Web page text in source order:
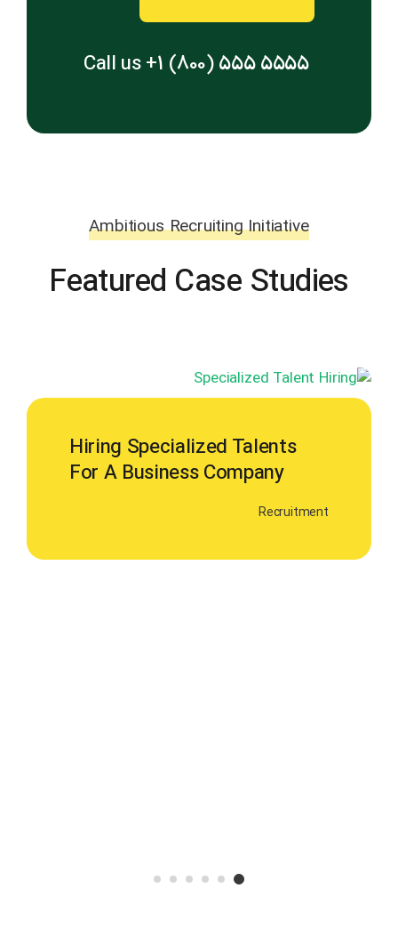
Call us +1 (800) 555 5555
Ambitious Recruiting Initiative
Featured Case Studies
Hiring Specialized Talents
For A Business Company
Recruitment